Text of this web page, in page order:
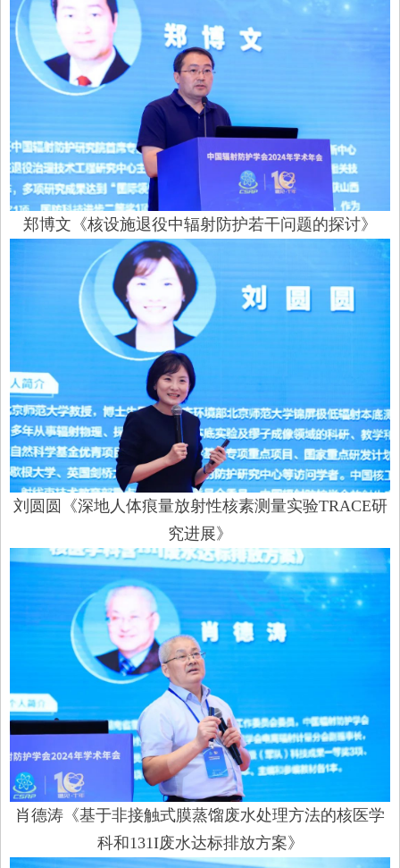
郑博文《核设施退役中辐射防护若干问题的探讨》
刘圆圆《深地人体痕量放射性核素测量实验TRACE研
究进展》
肖德涛《基于非接触式膜蒸馏废水处理方法的核医学
科和131I废水达标排放方案》